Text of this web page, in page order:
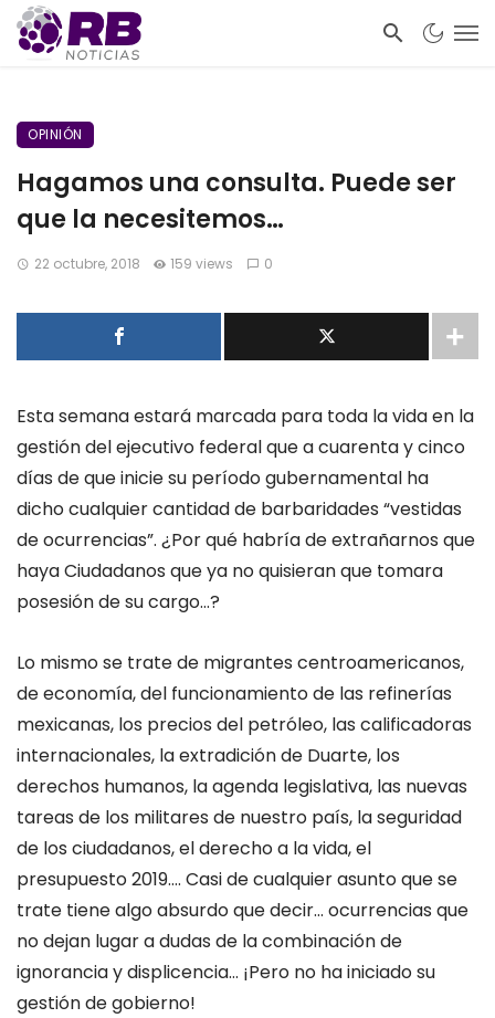
OPINIÓN
Hagamos una consulta. Puede ser
que la necesitemos…
22 octubre, 2018 159 views 0
Esta semana estará marcada para toda la vida en la
gestión del ejecutivo federal que a cuarenta y cinco
días de que inicie su período gubernamental ha
dicho cualquier cantidad de barbaridades “vestidas
de ocurrencias”. ¿Por qué habría de extrañarnos que
haya Ciudadanos que ya no quisieran que tomara
posesión de su cargo…?
Lo mismo se trate de migrantes centroamericanos,
de economía, del funcionamiento de las refinerías
mexicanas, los precios del petróleo, las calificadoras
internacionales, la extradición de Duarte, los
derechos humanos, la agenda legislativa, las nuevas
tareas de los militares de nuestro país, la seguridad
de los ciudadanos, el derecho a la vida, el
presupuesto 2019…. Casi de cualquier asunto que se
trate tiene algo absurdo que decir… ocurrencias que
no dejan lugar a dudas de la combinación de
ignorancia y displicencia… ¡Pero no ha iniciado su
gestión de gobierno!